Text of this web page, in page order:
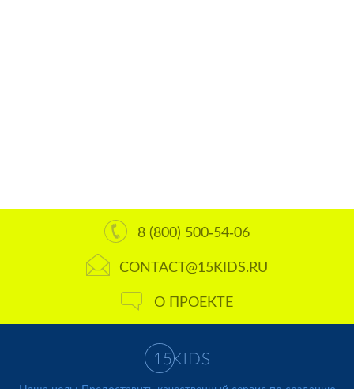
8 (800) 500-54-06
CONTACT@15KIDS.RU
О ПРОЕКТЕ